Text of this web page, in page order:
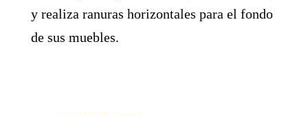
y realiza ranuras horizontales para el fondo
de sus muebles.